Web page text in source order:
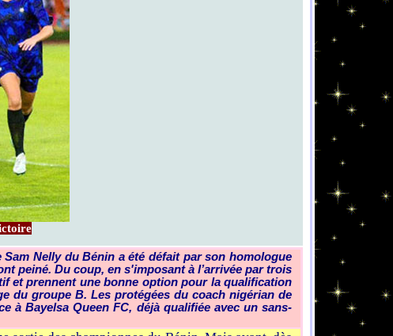
Nelly du Bénin a été défait par son homologue
peiné. Du coup, en s'imposant à l’arrivée par trois
et prennent une bonne option pour la qualification
du groupe B. Les protégées du coach nigérian de
à Bayelsa Queen FC, déjà qualifiée avec un sans-